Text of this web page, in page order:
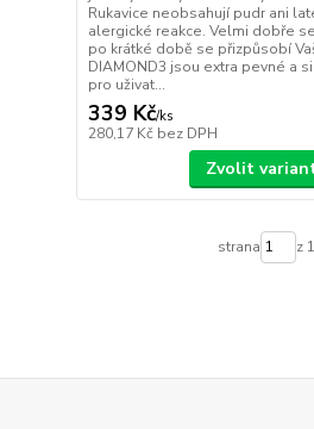
Rukavice neobsahují pudr ani
alergické reakce. Velmi dobře
po krátké době se přizpůsobí
DIAMOND3 jsou extra pevné a
pro uživat...
339 Kč/ks
280,17 Kč bez DPH
Zvolit
strana z 1